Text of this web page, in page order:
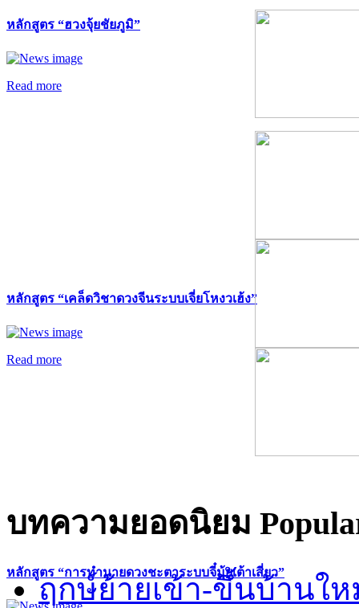
หลักสูตร “ฮวงจุ้ยชัยภูมิ”
Read more
หลักสูตร “เคล็ดวิชาดวงจีนระบบเจี่ยโหงวเฮ้ง”
Read more
หลักสูตร “การทำนายดวงชะตาระบบจี๋มุ้ยเต้าเสี่ยว”
บทความยอดนิยม
ฤกษ์ย้ายเข้า-ขึ้นบ้านให